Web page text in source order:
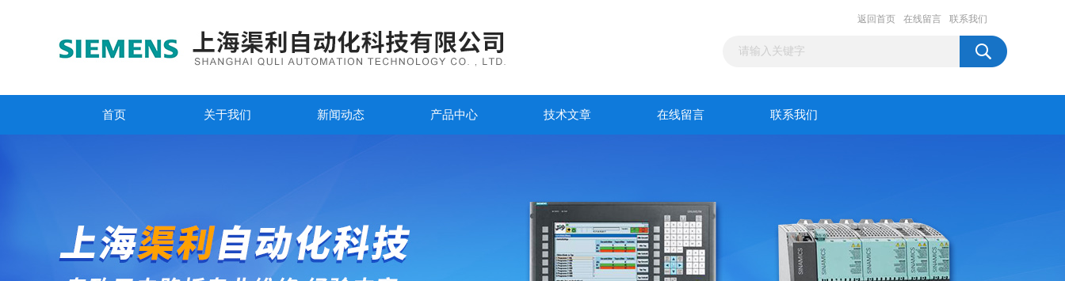
返回首页 在线留言 联系我们
首页 关于我们 新闻动态 产品中心 技术文章 在线留言 联系我们